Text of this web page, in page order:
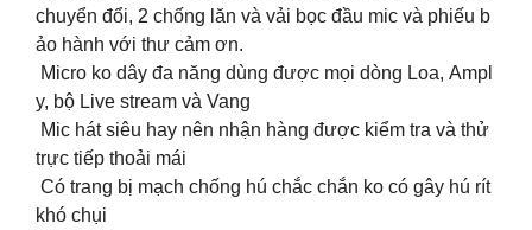
chuyển đổi, 2 chống lăn và vải bọc đầu mic và phiếu b
ảo hành với thư cảm ơn.
Micro ko dây đa năng dùng được mọi dòng Loa, Ampl
y, bộ Live stream và Vang
Mic hát siêu hay nên nhận hàng được kiểm tra và thử
trực tiếp thoải mái
Có trang bị mạch chống hú chắc chắn ko có gây hú rít
khó chụi